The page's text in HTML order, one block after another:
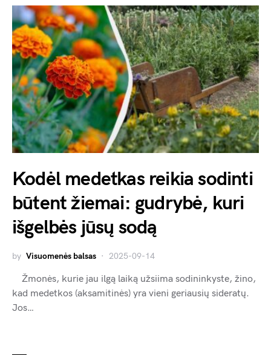
Kodėl medetkas reikia sodinti
būtent žiemai: gudrybė, kuri
išgelbės jūsų sodą
by Visuomenės balsas 2025-09-14
Žmonės, kurie jau ilgą laiką užsiima sodininkyste, žino,
kad medetkos (aksamitinės) yra vieni geriausių sideratų.
Jos…